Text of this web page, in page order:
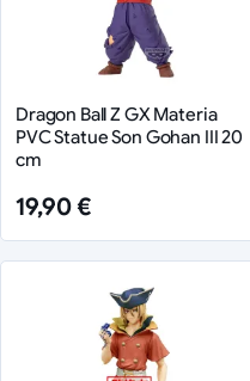
Dragon Ball Z GX Materia
PVC Statue Son Gohan III 20
cm
19,90 €